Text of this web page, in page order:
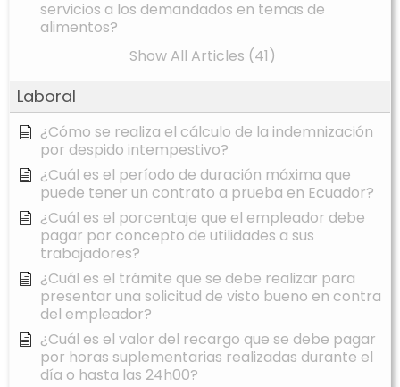
servicios a los demandados en temas de
alimentos?
Show All Articles (41)
Laboral
¿Cómo se realiza el cálculo de la indemnización
por despido intempestivo?
¿Cuál es el período de duración máxima que
puede tener un contrato a prueba en Ecuador?
¿Cuál es el porcentaje que el empleador debe
pagar por concepto de utilidades a sus
trabajadores?
¿Cuál es el trámite que se debe realizar para
presentar una solicitud de visto bueno en contra
del empleador?
¿Cuál es el valor del recargo que se debe pagar
por horas suplementarias realizadas durante el
día o hasta las 24h00?